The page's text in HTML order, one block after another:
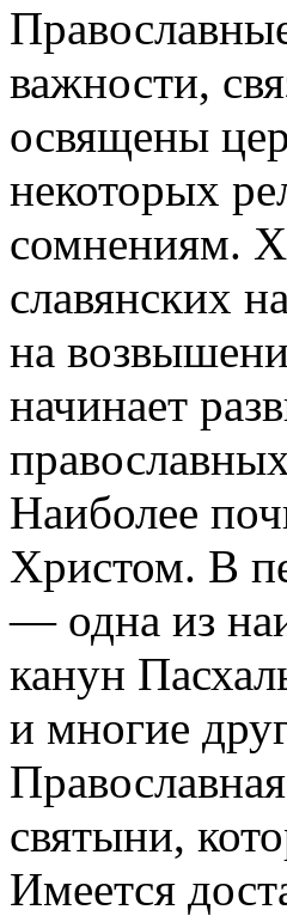
важности,
освящены
некоторых
сомнениям.
славянских
на
начинает
Наиболее
Христом. В
— одна из
канун
и многие
святыни,
Имеется